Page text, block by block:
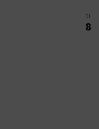
DI.
8